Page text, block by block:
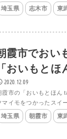
埼玉県 志木市 東
霞市でおい
おいもと
2020.12.09
霞市の「おいもとほん
マイモをつかったスイ
埼玉県 朝霞市 東